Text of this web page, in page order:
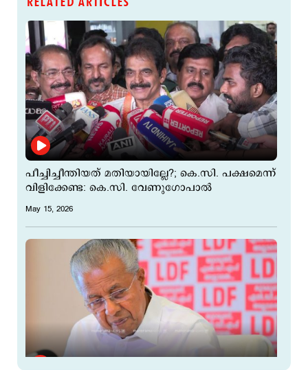
പീച്ചിച്ചീന്തിയത് മതിയായില്ലേ?; കെ.സി. പക്ഷമെന്ന്
വിളിക്കേണ്ട: കെ.സി. വേണുഗോപാല്‍
May 15, 2026